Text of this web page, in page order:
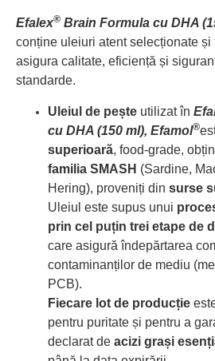
Efalex® Brain Formula cu DHA
conține uleiuri atent selecționate și
asigura calitate, eficiență și
standarde.
Uleiul de pește utilizat în
cu DHA (150 ml), Efamol®
superioară, food-grade,
familia SMASH (Sardine,
Hering), proveniți din surse
Uleiul este supus unui
prin cel puțin trei etape de
care asigură îndepărtarea
contaminanților de mediu
PCB).
Fiecare lot de producție
pentru puritate și pentru a
declarat de acizi grași